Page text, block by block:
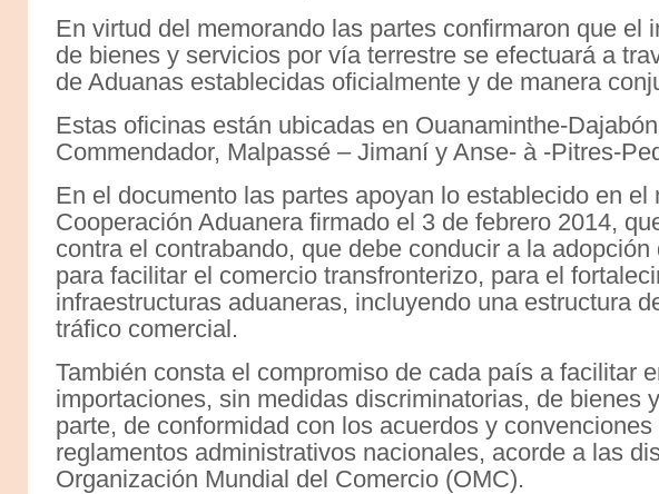
En virtud del memorando las partes confirmaron que el
de bienes y servicios por vía terrestre se efectuará a
de Aduanas establecidas oficialmente y de manera
Estas oficinas están ubicadas en Ouanaminthe-
Commendador, Malpassé – Jimaní y Anse- à -Pitres-
En el documento las partes apoyan lo establecido en el
Cooperación Aduanera firmado el 3 de febrero 2014,
contra el contrabando, que debe conducir a la
para facilitar el comercio transfronterizo, para el
infraestructuras aduaneras, incluyendo una estructura
tráfico comercial.
También consta el compromiso de cada país a facilitar
importaciones, sin medidas discriminatorias, de bienes
parte, de conformidad con los acuerdos y
reglamentos administrativos nacionales, acorde a las
Organización Mundial del Comercio (OMC).